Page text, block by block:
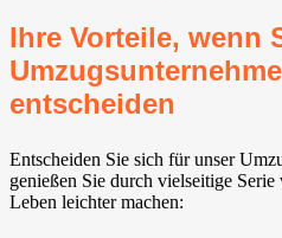
Ihre Vorteile, wenn
entscheiden
Entscheiden Sie sich für unser
genießen Sie durch vielseitige
Leben leichter machen: